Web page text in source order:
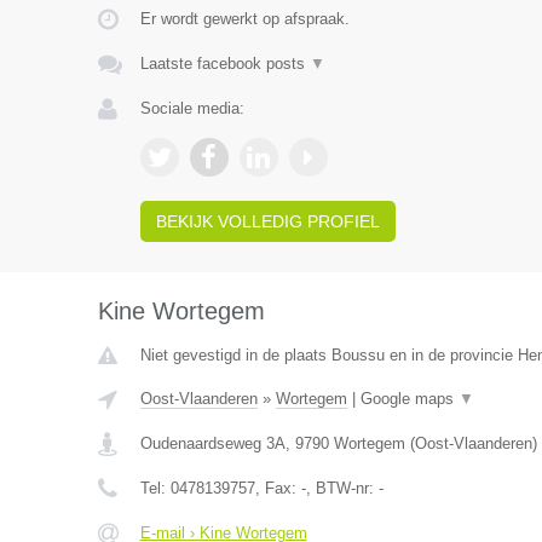
Er wordt gewerkt op afspraak.
Laatste facebook posts ▼
Sociale media:
BEKIJK VOLLEDIG PROFIEL
Kine Wortegem
Niet gevestigd in de plaats Boussu en in de provincie
Oost-Vlaanderen» Wortegem Google maps ▼
Oudenaardseweg 3A, 9790 Wortegem (Oost-Vlaanderen)
Tel: 0478139757, Fax: -, BTW-nr: -
E-mail › Kine Wortegem